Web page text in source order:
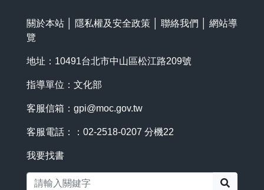
關於本站 隱私權及安全政策 聯絡我們
網站導
覽
地址：10491台北市中山區松江路209號
指導單位：文化部
客服信箱： gpi@moc.gov.tw
客服電話：：02-2518-0207 分機22
我要找書